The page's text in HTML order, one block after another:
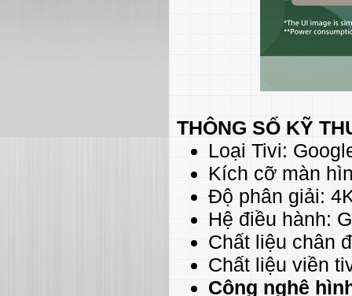
THÔNG SỐ KỸ
Loại Tivi:
Kích cỡ màn
Độ phân giải:
Hệ điều hành:
Chất liệu chân
Chất liệu viền
Công nghệ